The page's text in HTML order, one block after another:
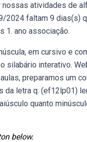
atividades de
2024 faltam 9 dias(s)
1. ano associação.
em cursivo e
silabário interativo.
preparamos um
da letra q. (ef12lp01)
quanto
below.